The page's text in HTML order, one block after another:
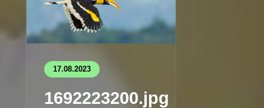
17.08.2023
1692223200.jpg